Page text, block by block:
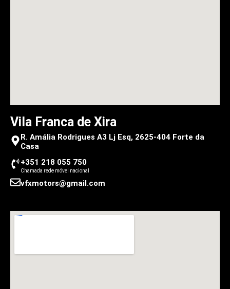
Vila Franca de Xira
R. Amália Rodrigues A3 Lj Esq, 2625-404 Forte da
Casa
+351 218 055 750
Chamada rede móvel nacional
vfxmotors@gmail.com